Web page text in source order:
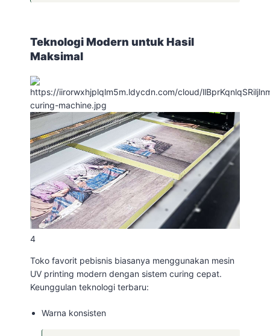
Teknologi Modern untuk Hasil
Maksimal
4
Toko favorit pebisnis biasanya menggunakan mesin
UV printing modern dengan sistem curing cepat.
Keunggulan teknologi terbaru:
Warna konsisten